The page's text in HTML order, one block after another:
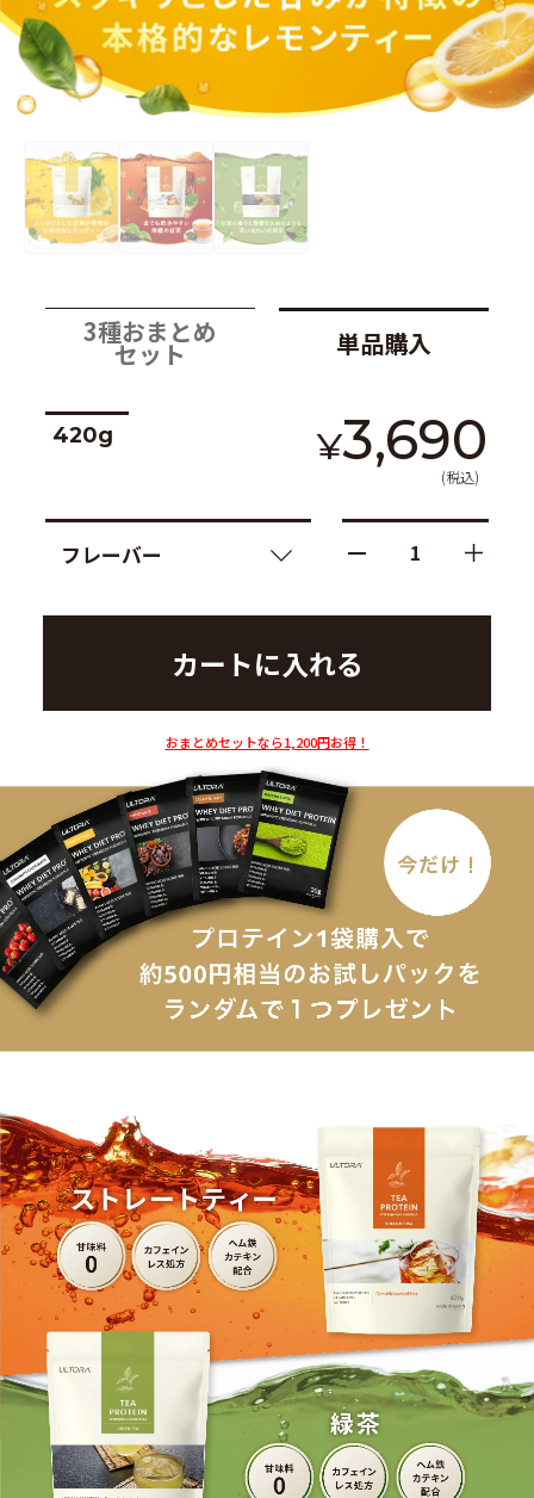
3種おまとめ
セット 単品購入
420g ¥3,690
(税込)
1
おまとめセットなら1,200円お得！